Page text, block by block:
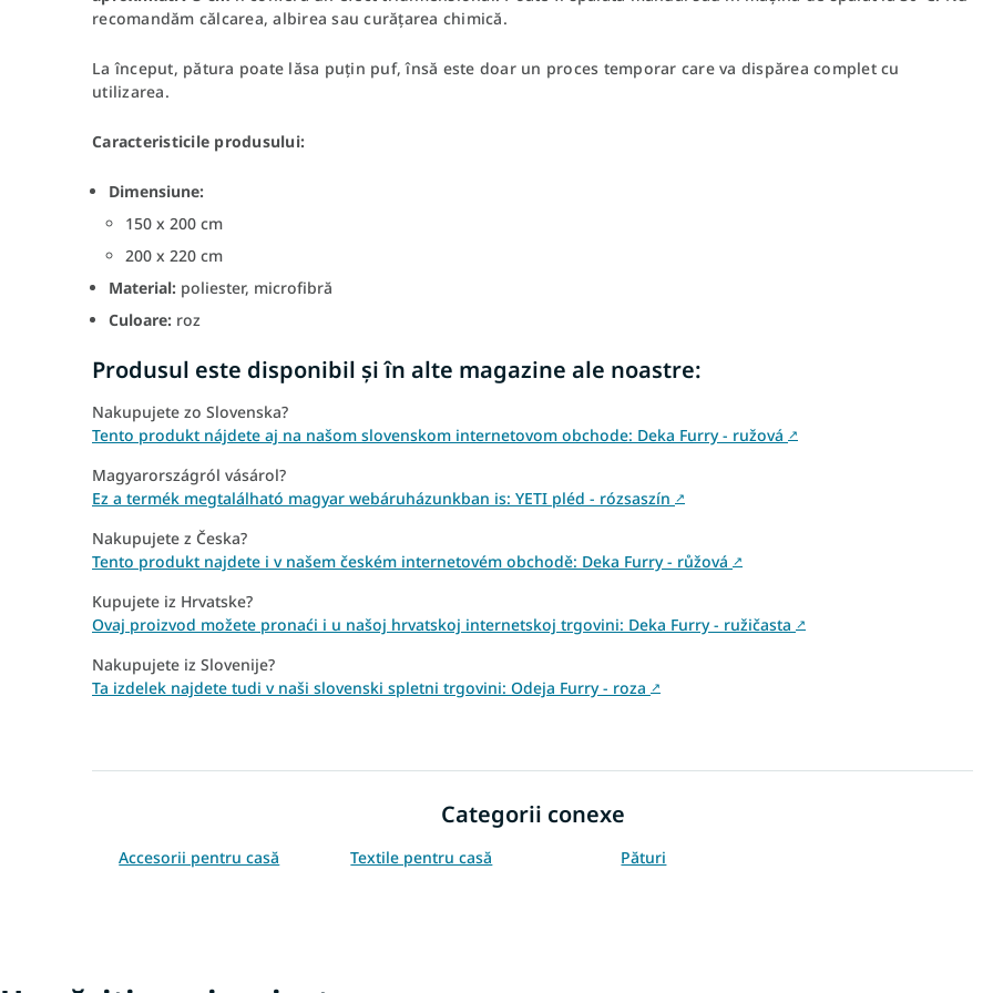
recomandăm călcarea, albirea sau curățarea chimică.
La început, pătura poate lăsa puțin puf, însă este doar un proces temporar care va dispărea complet cu
utilizarea.
Caracteristicile produsului:
Dimensiune:
150 x 200 cm
200 x 220 cm
Material: poliester, microfibră
Culoare: roz
Produsul este disponibil și în alte magazine ale noastre:
Nakupujete zo Slovenska?
Tento produkt nájdete aj na našom slovenskom internetovom obchode: Deka Furry - ružová ↗
Magyarországról vásárol?
Ez a termék megtalálható magyar webáruházunkban is: YETI pléd - rózsaszín ↗
Nakupujete z Česka?
Tento produkt najdete i v našem českém internetovém obchodě: Deka Furry - růžová ↗
Kupujete iz Hrvatske?
Ovaj proizvod možete pronaći i u našoj hrvatskoj internetskoj trgovini: Deka Furry - ružičasta ↗
Nakupujete iz Slovenije?
Ta izdelek najdete tudi v naši slovenski spletni trgovini: Odeja Furry - roza ↗
Categorii conexe
Accesorii pentru casă Textile pentru casă Pături